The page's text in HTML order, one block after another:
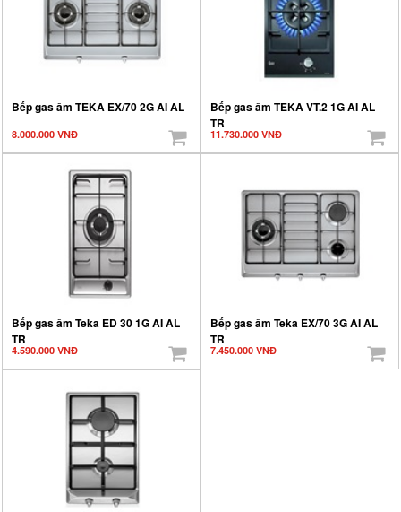
Bếp gas âm TEKA EX/70 2G AI AL
8.000.000 VNĐ
Bếp gas âm TEKA VT.2 1G AI AL
TR
11.730.000 VNĐ
Bếp gas âm Teka ED 30 1G AI AL
TR
4.590.000 VNĐ
Bếp gas âm Teka EX/70 3G AI AL
TR
7.450.000 VNĐ